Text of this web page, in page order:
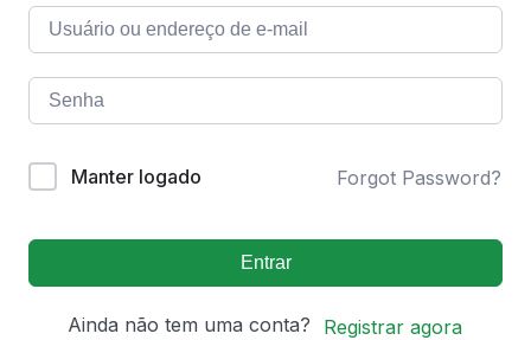
Manter logado Forgot Password?
Entrar
Ainda não tem uma conta? Registrar agora